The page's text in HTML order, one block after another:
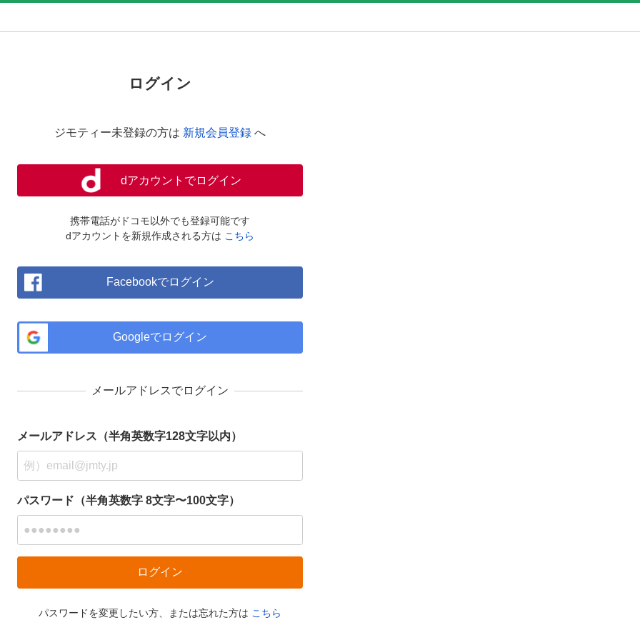
ログイン
ジモティー未登録の方は 新規会員登録 へ
dアカウントでログイン
携帯電話がドコモ以外でも登録可能です
dアカウントを新規作成される方は こちら
Facebookでログイン
Googleでログイン
メールアドレスでログイン
メールアドレス（半角英数字128文字以内）
パスワード（半角英数字 8文字〜100文字）
パスワードを変更したい方、または忘れた方は こちら